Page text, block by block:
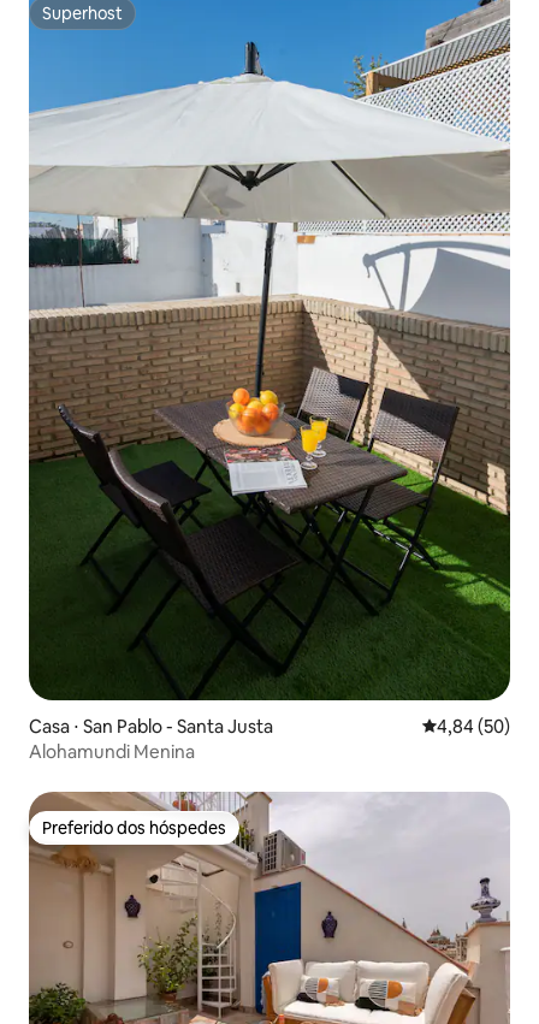
Superhost
Superhost
Casa ⋅ San Pablo - Santa Justa 4,84 de uma
4,84 (50)
Alohamundi Menina
Preferido dos hóspedes
Preferido dos hóspedes